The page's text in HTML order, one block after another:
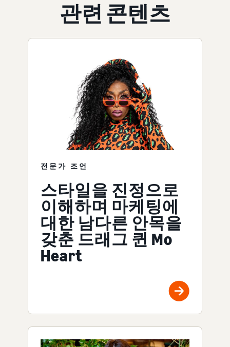
관련 콘텐츠
전문가 조언
스타일을 진정으로
이해하며 마케팅에
대한 남다른 안목을
갖춘 드래그 퀸 Mo
Heart